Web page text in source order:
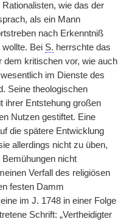
wie das der
als ein Mann
nach Erkenntniß
wollte. Bei S. herrschte das
dem kritischen vor, wie auch
im Dienste des
Seine theologischen
ihrer Entstehung großen
Nutzen gestiftet. Eine
die spätere Entwicklung
allerdings nicht zu üben,
nicht
Verfall des religiösen
festen Damm
im J. 1748 in einer Folge
Schrift: „Vertheidigter